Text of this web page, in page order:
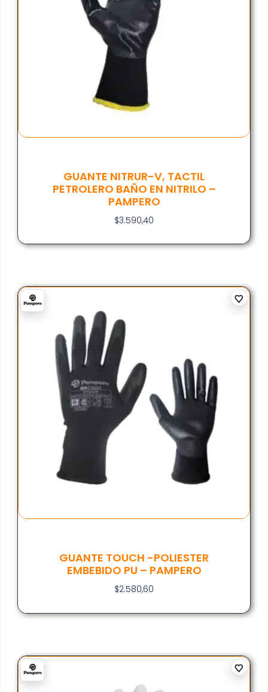
GUANTE NITRUR-V, TACTIL
PETROLERO BAÑO EN NITRILO –
PAMPERO
$3.590,40
GUANTE TOUCH -POLIESTER
EMBEBIDO PU – PAMPERO
$2.580,60